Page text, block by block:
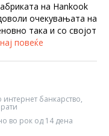
на Hankook
очекувањата на
така и со својот
повеќе
интернет банкарство,
во рок од 14 дена